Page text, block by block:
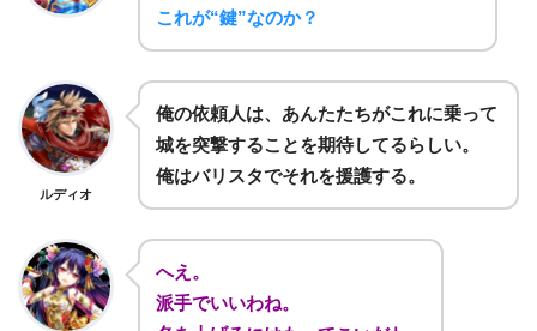
これが“鍵”なのか？
ルディオ
俺の依頼人は、あんたたちがこれに乗って
城を突撃することを期待してるらしい。
俺はバリスタでそれを援護する。
へえ。
派手でいいわね。